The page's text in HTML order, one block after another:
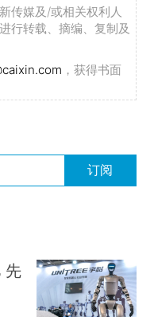
传媒及/或相关权利人
行转载、摘编、复制及
，获得书面
订阅
先